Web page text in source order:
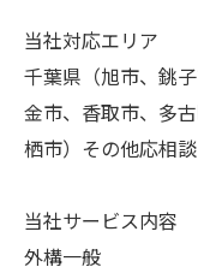
当社対応エリア
千葉県（旭市、銚
金市、香取市、多
栖市）その他応相談
当社サービス内容
外構一般